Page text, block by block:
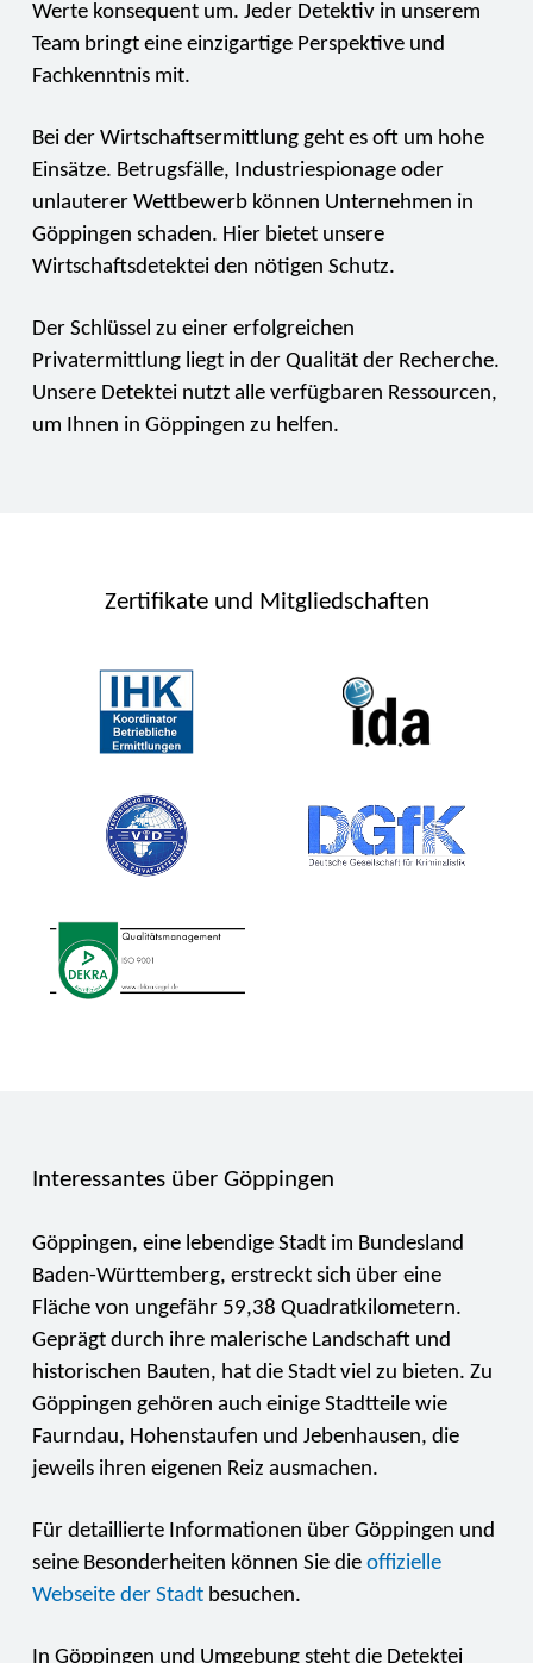
Werte konsequent um. Jeder Detektiv in unserem
Team bringt eine einzigartige Perspektive und
Fachkenntnis mit.
Bei der Wirtschaftsermittlung geht es oft um hohe
Einsätze. Betrugsfälle, Industriespionage oder
unlauterer Wettbewerb können Unternehmen in
Göppingen schaden. Hier bietet unsere
Wirtschaftsdetektei den nötigen Schutz.
Der Schlüssel zu einer erfolgreichen
Privatermittlung liegt in der Qualität der Recherche.
Unsere Detektei nutzt alle verfügbaren Ressourcen,
um Ihnen in Göppingen zu helfen.
Zertifikate und Mitgliedschaften
Interessantes über Göppingen
Göppingen, eine lebendige Stadt im Bundesland
Baden-Württemberg, erstreckt sich über eine
Fläche von ungefähr 59,38 Quadratkilometern.
Geprägt durch ihre malerische Landschaft und
historischen Bauten, hat die Stadt viel zu bieten. Zu
Göppingen gehören auch einige Stadtteile wie
Faurndau, Hohenstaufen und Jebenhausen, die
jeweils ihren eigenen Reiz ausmachen.
Für detaillierte Informationen über Göppingen und
seine Besonderheiten können Sie die offizielle
Webseite der Stadtbesuchen.
In Göppingen und Umgebung steht die Detektei